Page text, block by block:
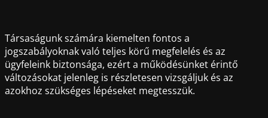
Társaságunk számára kiemelten fontos a
jogszabályoknak való teljes körű megfelelés és az
ügyfeleink biztonsága, ezért a működésünket érintő
változásokat jelenleg is részletesen vizsgáljuk és az
azokhoz szükséges lépéseket megtesszük.